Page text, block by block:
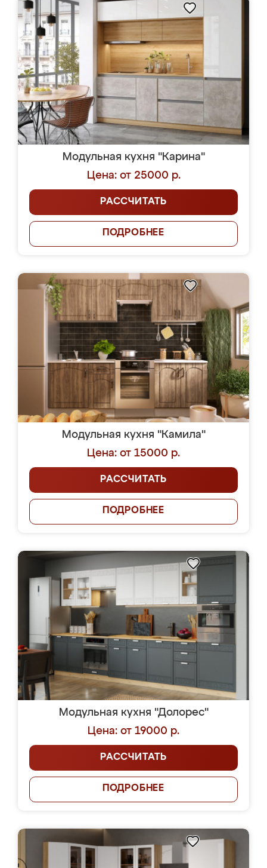
Модульная кухня "Карина"
Цена: от 25000 р.
РАССЧИТАТЬ
ПОДРОБНЕЕ
Модульная кухня "Камила"
Цена: от 15000 р.
РАССЧИТАТЬ
ПОДРОБНЕЕ
Модульная кухня "Долорес"
Цена: от 19000 р.
РАССЧИТАТЬ
ПОДРОБНЕЕ